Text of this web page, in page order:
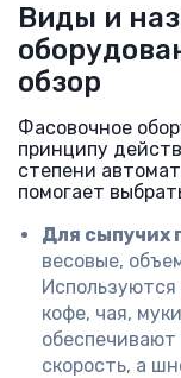
Виды и
обзор
Фасовочное
принципу
степени
помогает
Для сыпучих
весовые,
Используются
кофе, чая,
скорость, а